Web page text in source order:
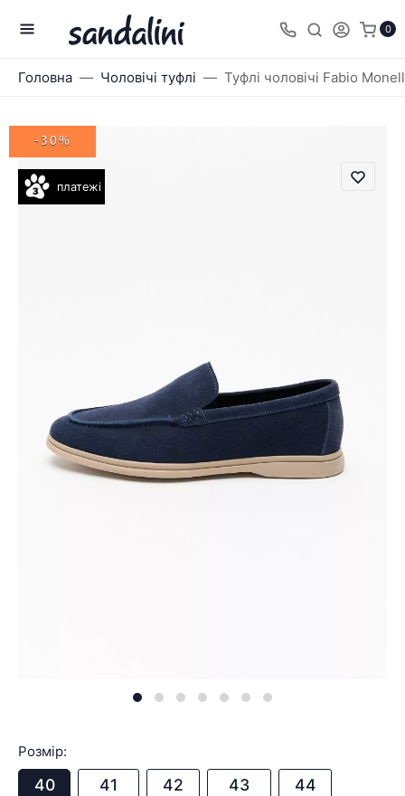
0
Головна Чоловічі туфлі Туфлі чоловічі Fabio
платежі
-30%
Розмір:
40 41 42 43 44